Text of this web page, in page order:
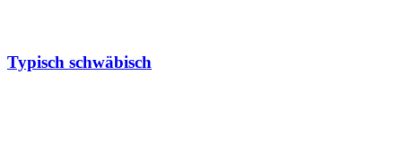
Typisch schwäbisch